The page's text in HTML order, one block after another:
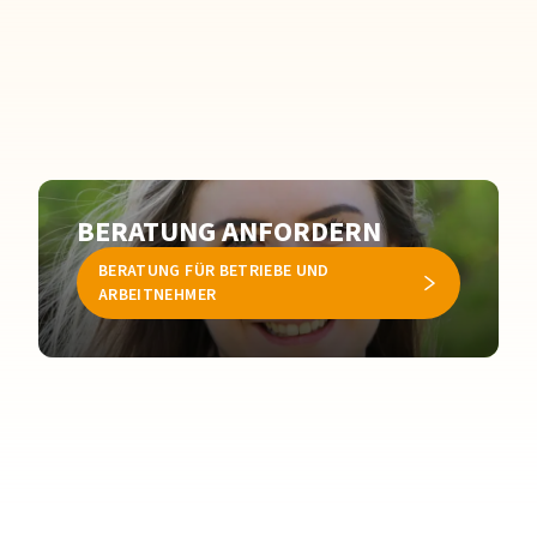
BERATUNG ANFORDERN
BERATUNG FÜR BETRIEBE UND
ARBEITNEHMER